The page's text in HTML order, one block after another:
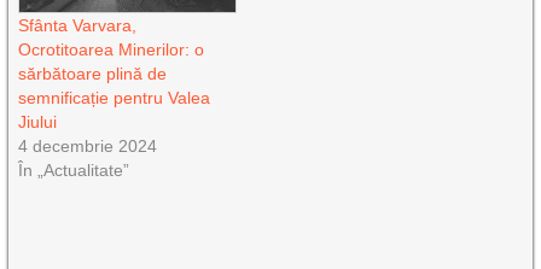
Sfânta Varvara,
Ocrotitoarea Minerilor: o
sărbătoare plină de
semnificație pentru Valea
Jiului
4 decembrie 2024
În „Actualitate”